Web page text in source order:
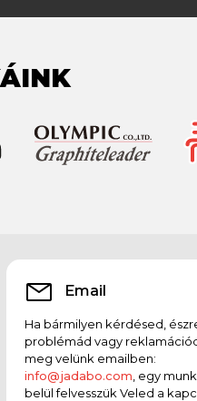
Email
Ha bármilyen kérdésed,
problémád vagy
meg velünk emailben:
info@jadabo.com , egy
belül felvesszük Veled a